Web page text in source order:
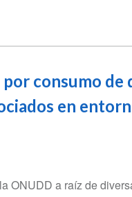
consumo de
en
ONUDD a raíz de